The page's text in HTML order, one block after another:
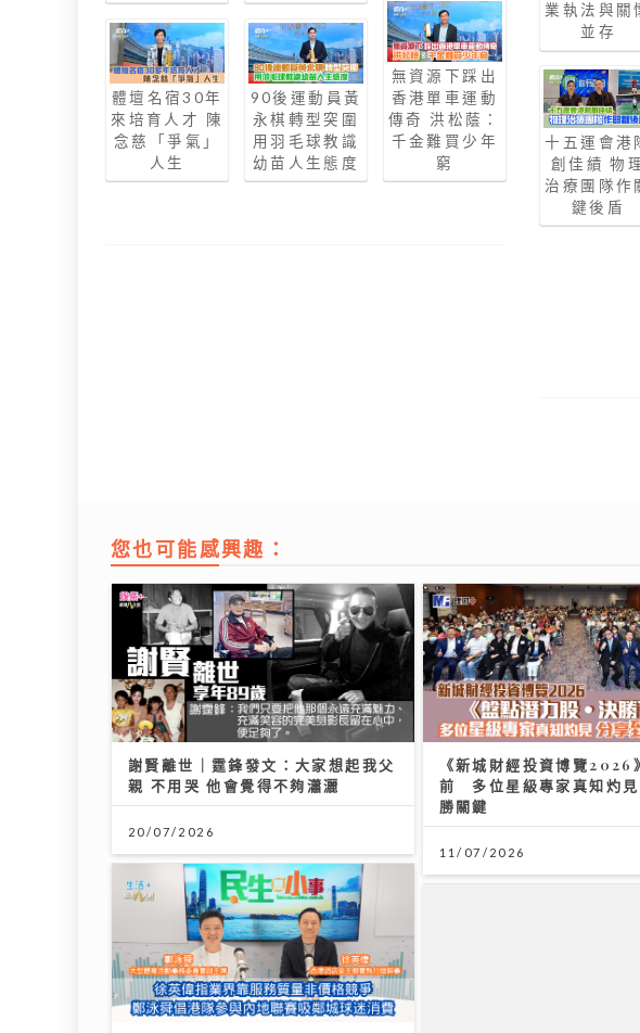
體壇名宿30年
來培育人才 陳
念慈「爭氣」
人生
90後運動員黃
永棋轉型突圍
用羽毛球教識
幼苗人生態度
無資源下踩出
香港單車運動
傳奇 洪松蔭：
千金難買少年
窮
業執法與關
並存
十五運會港
創佳績 物
治療團隊作
鍵後盾
您也可能感興趣：
謝賢離世｜霆鋒發文：大家想起我父
親 不用哭 他會覺得不夠瀟灑
20/07/2026
《新城財經投資博覽2026
前 多位星級專家真知灼見
勝關鍵
11/07/2026